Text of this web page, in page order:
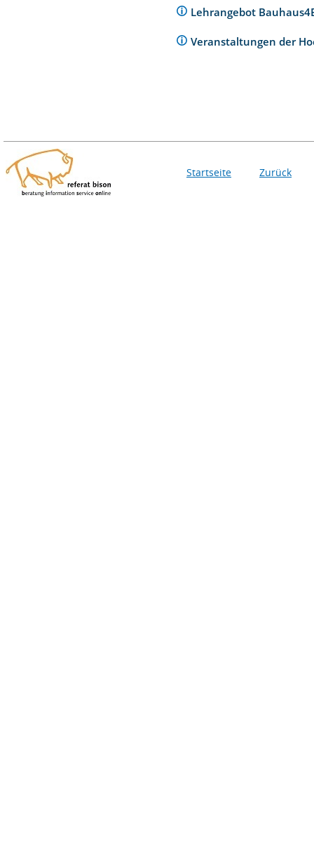
Lehrangebot
Veranstaltungen der
Startseite Zurück